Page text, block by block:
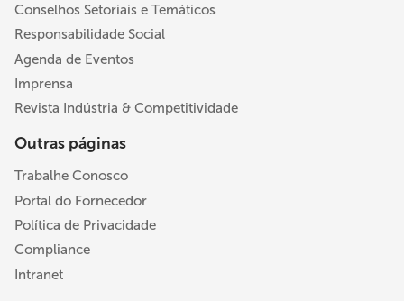
Conselhos Setoriais e Temáticos
Responsabilidade Social
Agenda de Eventos
Imprensa
Revista Indústria & Competitividade
Outras páginas
Trabalhe Conosco
Portal do Fornecedor
Política de Privacidade
Compliance
Intranet